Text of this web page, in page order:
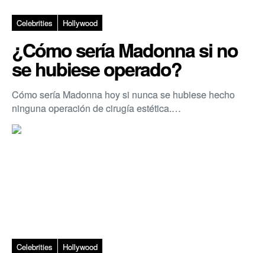
Celebrities Hollywood
¿Cómo sería Madonna si no
se hubiese operado?
Cómo sería Madonna hoy si nunca se hubiese hecho
ninguna operación de cirugía estética.…
Celebrities Hollywood